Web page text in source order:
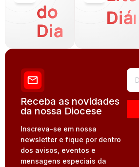
do
Dia
Receba as novidades
da nossa Diocese
Inscreva-se em nossa
newsletter e fique por dentro
dos avisos, eventos e
mensagens especiais da